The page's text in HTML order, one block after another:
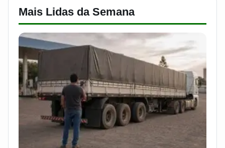
Mais Lidas da Semana